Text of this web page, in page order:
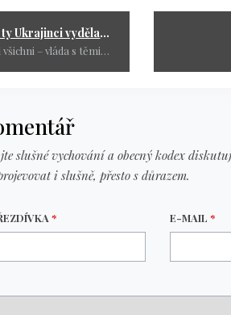
Tak prej nám ty Ukrajinci vydělali pěkný balík, aspoň podle Fialy......
Ale jedno věděli všichni – vláda s těmi čísly kouzlí jak kartářka na pouti.
slušné vychování a obecný kodex
i slušně, přesto s důrazem.
* E-MAIL*